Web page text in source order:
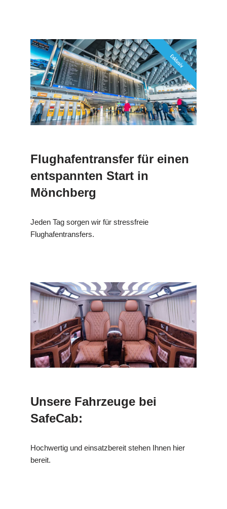
Flughafentransfer für einen
entspannten Start in
Mönchberg
Jeden Tag sorgen wir für stressfreie
Flughafentransfers.
Unsere Fahrzeuge bei
SafeCab:
Hochwertig und einsatzbereit stehen Ihnen hier
bereit.